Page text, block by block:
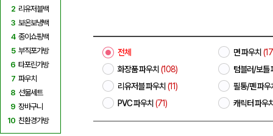
2 리유저블백
3 보온보냉백
4 종이쇼핑백
5 부직포가방
6 타포린가방
7 파우치
8 선물세트
9 장바구니
10 친환경가방
전체 면 파우치
화장품 파우치 (108)
텀블러/보틀
리유저블 파우치 (11)
필통/펜 파우
PVC 파우치 (71) 캐릭터 파우